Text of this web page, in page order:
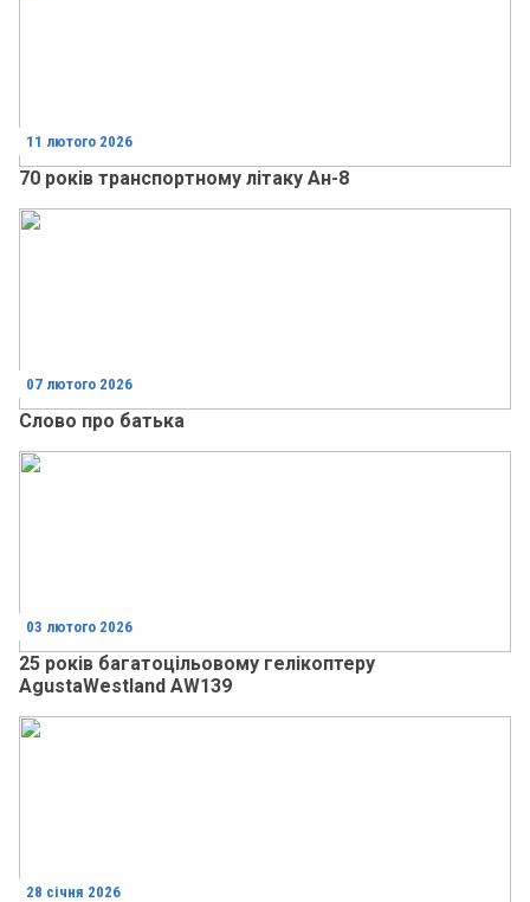
11 лютого 2026
70 років транспортному літаку Ан-8
07 лютого 2026
Слово про батька
03 лютого 2026
25 років багатоцільовому гелікоптеру
AgustaWestland AW139
28 січня 2026